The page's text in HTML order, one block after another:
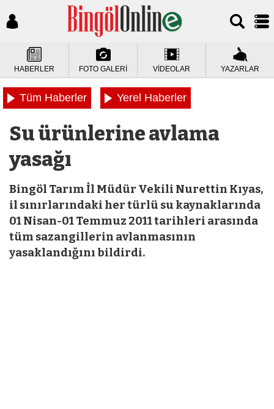
HABERLER FOTO GALERİ VİDEOLAR YAZARLAR
Tüm Haberler Yerel Haberler
Su ürünlerine avlama
yasağı
Bingöl Tarım İl Müdür Vekili Nurettin Kıyas,
il sınırlarındaki her türlü su kaynaklarında
01 Nisan-01 Temmuz 2011 tarihleri arasında
tüm sazangillerin avlanmasının
yasaklandığını bildirdi.